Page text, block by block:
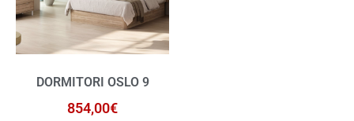
DORMITORI OSLO 9
854,00€